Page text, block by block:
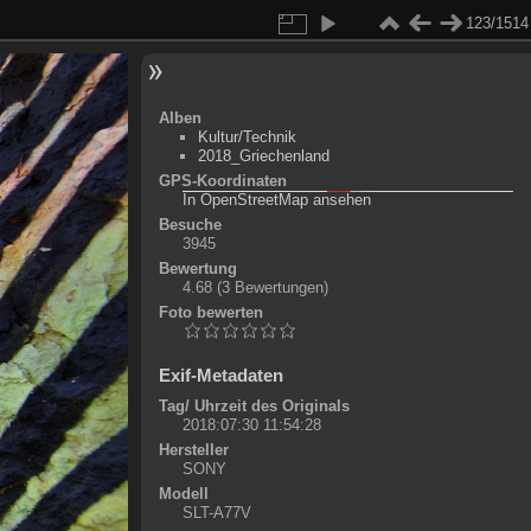
123/1514
Alben
Kultur/Technik
2018_Griechenland
GPS-Koordinaten
+
-
©
In OpenStreetMap ansehen
Besuche
3945
Bewertung
4.68 (3 Bewertungen)
Foto bewerten
Exif-Metadaten
Tag/ Uhrzeit des Originals
2018:07:30 11:54:28
Hersteller
SONY
Modell
SLT-A77V